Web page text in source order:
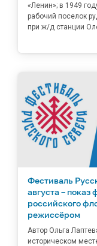
«Ленин»; в 1949
рабочий поселок
при ж/д станции
Фестиваль
августа –
российского
режиссёром
Автор Ольга
историческом